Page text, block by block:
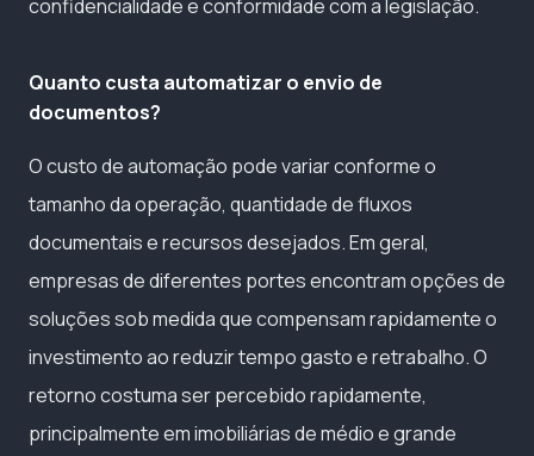
confidencialidade e conformidade com a legislação.
Quanto custa automatizar o envio de
documentos?
O custo de automação pode variar conforme o
tamanho da operação, quantidade de fluxos
documentais e recursos desejados. Em geral,
empresas de diferentes portes encontram opções de
soluções sob medida que compensam rapidamente o
investimento ao reduzir tempo gasto e retrabalho. O
retorno costuma ser percebido rapidamente,
principalmente em imobiliárias de médio e grande